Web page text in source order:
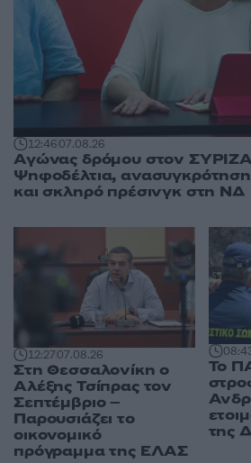
12:4607.08.26
Αγώνας δρόμου στον ΣΥΡΙΖΑ
Ψηφοδέλτια,
και σκληρό πρέσινγκ στη ΝΔ
12:2707.08.26
Στη Θεσσαλονίκη ο
Αλέξης Τσίπρας τον
Σεπτέμβριο –
Παρουσιάζει το
οικονομικό
πρόγραμμα της ΕΛΑΣ
Το
της